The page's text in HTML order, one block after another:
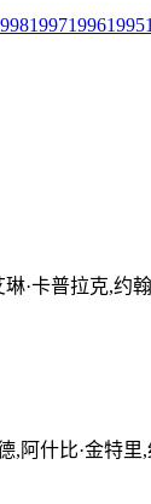
199719961995
·卡普拉克,约
阿什比·金特里